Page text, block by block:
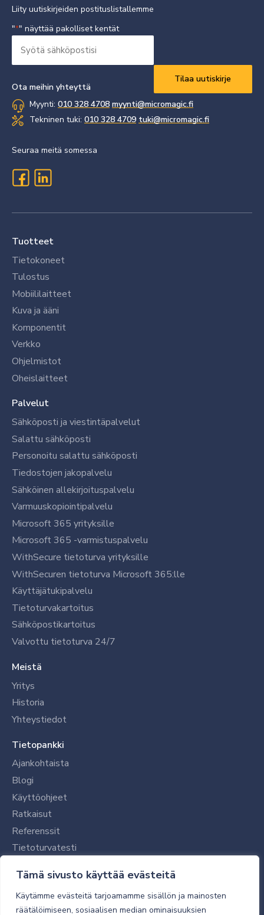
Tämä sivusto käyttää evästeitä
Käytämme evästeitä tarjoamamme sisällön ja mainosten
räätälöimiseen, sosiaalisen median ominaisuuksien
Liity uutiskirjeiden postituslistallemme
"*" näyttää pakolliset kentät
sähköpostisi
Ota meihin yhteyttä
Myynti: 010 328 4708 myynti@micromagic.fi
Tekninen tuki: 010 328 4709 tuki@micromagic.fi
Seuraa meitä somessa
Tuotteet
Tietokoneet
Tulostus
Mobiililaitteet
Kuva ja ääni
Komponentit
Verkko
Ohjelmistot
Oheislaitteet
Palvelut
Sähköposti ja viestintäpalvelut
Salattu sähköposti
Personoitu salattu sähköposti
Tiedostojen jakopalvelu
Sähköinen allekirjoituspalvelu
Varmuuskopiointipalvelu
Microsoft 365 yrityksille
Microsoft 365 -varmistuspalvelu
WithSecure tietoturva yrityksille
WithSecuren tietoturva Microsoft 365:lle
Käyttäjätukipalvelu
Tietoturvakartoitus
Sähköpostikartoitus
Valvottu tietoturva 24/7
Meistä
Yritys
Historia
Yhteystiedot
Tietopankki
Ajankohtaista
Blogi
Käyttöohjeet
Ratkaisut
Referenssit
Tietoturvatesti
Tilaajalle
Toimitustavat ja -kulut
Verkkokaupan yleiset ehdot